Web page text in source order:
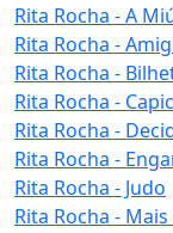
Rita Rocha - A
Rita Rocha -
Rita Rocha -
Rita Rocha -
Rita Rocha -
Rita Rocha -
Rita Rocha - Judo
Rita Rocha -